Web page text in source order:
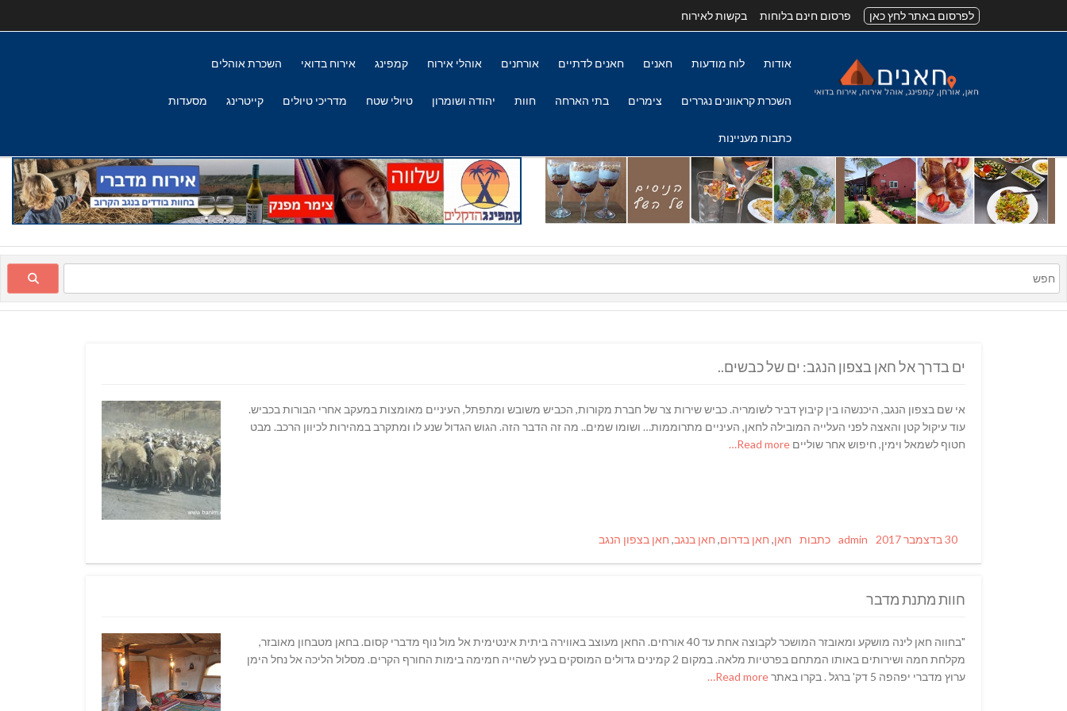
לפרסום באתר לחץ כאן פרסום חינם בלוחות בקשות לאירוח
אודות לוח מודעות חאנים חאנים לדתיים אורחנים אוהלי אירוח קמפינג אירוח בדואי השכרת אוהלים
השכרת קראוונים נגררים צימרים בתי הארחה חוות יהודה ושומרון טיולי שטח מדריכי טיולים קייטרינג מסעדות
כתבות מעניינות
ים בדרך אל חאן בצפון הנגב: ים של כבשים..
אי שם בצפון הנגב, היכנשהו בין קיבוץ דביר לשומריה. כביש שירות צר של חברת מקורות, הכביש משובש ומתפתל, העיניים מאומצות במעקב אחרי הבורות בכביש.
עוד עיקול קטן והאצה לפני העלייה המובילה לחאן, העיניים מתרוממות… ושומו שמים.. מה זה הדבר הזה. הגוש הגדול שנע לו ומתקרב במהירות לכיוון הרכב. מבט
חטוף לשמאל וימין, חיפוש אחר שוליים
Posted
30 בדצמבר 2017 Author
admin
Categories
כתבות Tags
חאן, חאן בדרום, חאן בנגב, חאן בצפון הנגב
חוות מתנת מדבר
"בחווה חאן לינה מושקע ומאובזר המושכר לקבוצה אחת עד 40 אורחים. החאן מעוצב באווירה ביתית אינטימית אל מול נוף מדברי קסום. בחאן מטבחון מאובזר,
מקלחת חמה ושירותים באותו המתחם בפרטיות מלאה. במקום 2 קמינים גדולים המוסקים בעץ לשהייה חמימה בימות החורף הקרים. מסלול הליכה אל נחל הימן
ערוץ מדברי יפהפה 5 דק' ברגל . בקרו באתר